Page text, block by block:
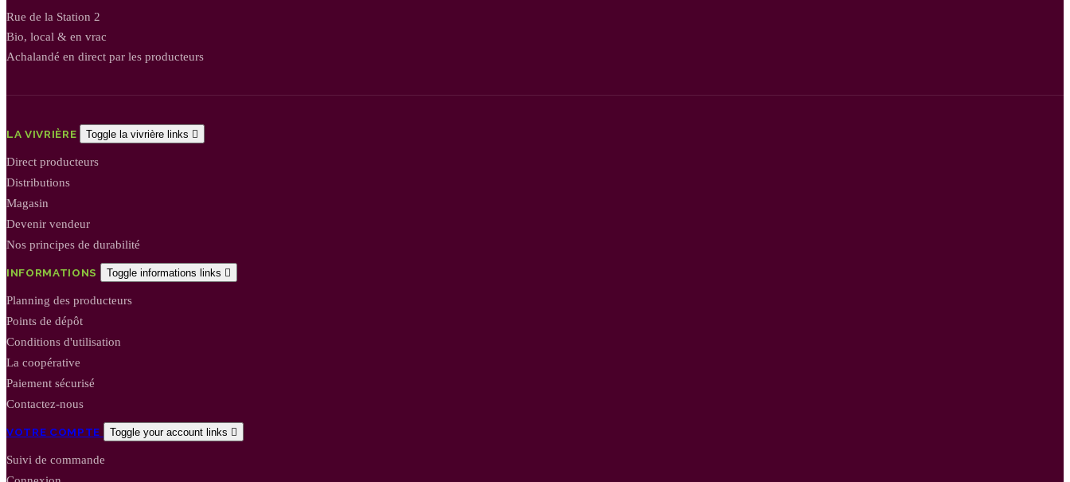
Rue de la Station 2
Bio, local & en vrac
Achalandé en direct par les producteurs
LA VIVRIÈRE Toggle la vivrière links 
Direct producteurs
Distributions
Magasin
Devenir vendeur
Nos principes de durabilité
INFORMATIONS Toggle informations links 
Planning des producteurs
Points de dépôt
Conditions d'utilisation
La coopérative
Paiement sécurisé
Contactez-nous
VOTRE COMPTE Toggle your account links 
Suivi de commande